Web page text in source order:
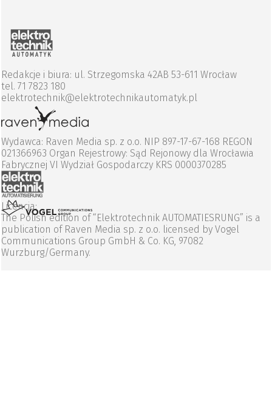
Redakcje i biura: ul. Strzegomska 42AB 53-611 Wrocław
tel. 71 7823 180
elektrotechnik@elektrotechnikautomatyk.pl
Wydawca: Raven Media sp. z o.o. NIP 897-17-67-168 REGON
021366963 Organ Rejestrowy: Sąd Rejonowy dla Wrocławia
Fabrycznej VI Wydział Gospodarczy KRS 0000370285
Licencja:
The Polish edition of “Elektrotechnik AUTOMATIESRUNG” is a
publication of Raven Media sp. z o.o. licensed by Vogel
Communications Group GmbH & Co. KG, 97082
Wurzburg/Germany.